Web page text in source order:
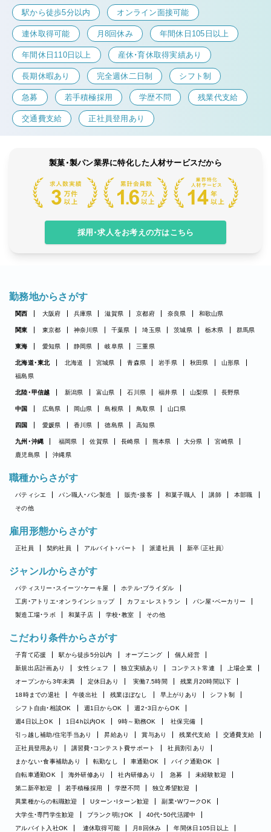
駅から徒歩5分以内 オンライン面接可能
連休取得可能 月8回休み 年間休日105日以上
年間休日110日以上 産休・育休取得実績あり
長期休暇あり 完全週休二日制 シフト制
急募 若手積極採用 学歴不問 残業代支給
交通費支給 正社員登用あり
製菓・製パン業界に特化した人材サービスだから
採用・求人をお考えの方はこちら
勤務地からさがす
関西 大阪府 兵庫県 滋賀県 京都府 奈良県 和歌山県
関東 東京都 神奈川県 千葉県 埼玉県 茨城県 栃木県 群馬県
東海 愛知県 静岡県 岐阜県 三重県
北海道・東北 北海道 宮城県 青森県 岩手県 秋田県
山形県
福島県
北陸・甲信越 新潟県 富山県 石川県 福井県 山梨県 長野県
中国 広島県 岡山県 島根県 鳥取県 山口県
四国 愛媛県 香川県 徳島県 高知県
九州・沖縄 福岡県 佐賀県 長崎県 熊本県 大分県
宮崎県
鹿児島県
沖縄県
職種からさがす
パティシエ パン職人・パン製造 販売・接客 和菓子職人 講師
本部職
その他
雇用形態からさがす
正社員 契約社員 アルバイト・パート 派遣社員 新卒（正社員）
ジャンルからさがす
パティスリー・スイーツ・ケーキ屋
ホテル・ブライダル
工房・アトリエ・オンラインショップ
カフェ・レストラン
パン屋・ベーカリー
製造工場・ラボ
和菓子店 学校・教室 その他
こだわり条件からさがす
子育て応援 駅から徒歩5分以内 オープニング
個人経営
新規出店計画あり
女性シェフ 独立実績あり コンテスト常連
上場企業
オープンから3年未満
定休日あり 実働7.5時間
残業月20時間以下
18時までの退社
午後出社 残業ほぼなし 早上がりあり
シフト制
シフト自由・相談OK
週1日からOK
週2・3日からOK
週4日以上OK
1日4h以内OK 9時～勤務OK
社保完備
引っ越し補助/住宅手当あり
昇給あり 賞与あり 残業代支給
交通費支給
正社員登用あり
講習費・コンテスト費サポート
社員割引あり
まかない・食事補助あり
転勤なし 車通勤OK
バイク通勤OK
自転車通勤OK
海外研修あり 社内研修あり 急募
未経験歓迎
第二新卒歓迎
若手積極採用 学歴不問
独立希望歓迎
異業種からの転職歓迎
Uターン・Iターン歓迎
副業・WワークOK
大学生・専門学生歓迎
ブランク明けOK
40代・50代活躍中
アルバイト入社OK
連休取得可能 月8回休み
年間休日105日以上